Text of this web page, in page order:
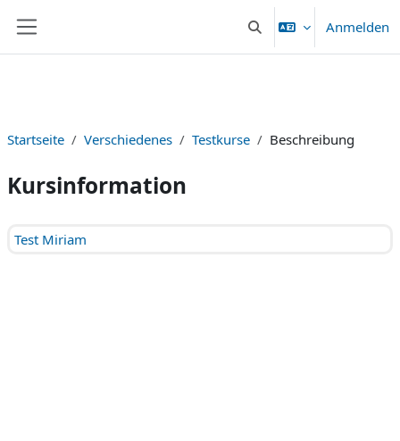
Sucheingabe umschalten
Anmelden
Startseite Verschiedenes Testkurse Beschreibung
Kursinformation
Test Miriam